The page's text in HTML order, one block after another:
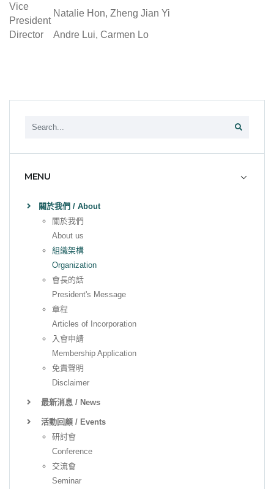
MENU
關於我們 / About
關於我們
About us
組織架構
Organization
會長的話
President's Message
章程
Articles of Incorporation
入會申請
Membership Application
免責聲明
Disclaimer
最新消息 / News
活動回顧 / Events
研討會
Conference
交流會
Seminar
Vice
President
Natalie Hon, Zheng Jian Yi
Director Andre Lui, Carmen Lo